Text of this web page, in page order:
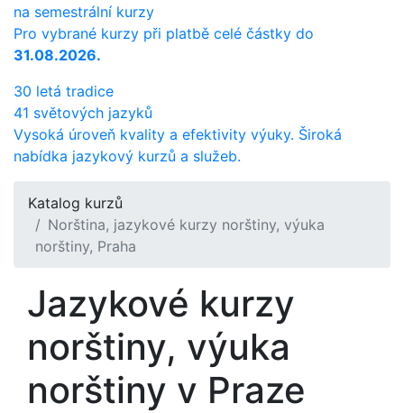
na semestrální kurzy
Pro vybrané kurzy při platbě celé částky do
31.08.2026.
30 letá tradice
41 světových jazyků
Vysoká úroveň kvality a efektivity výuky. Široká
nabídka jazykový kurzů a služeb.
Katalog kurzů
Norština, jazykové kurzy norštiny, výuka
norštiny, Praha
Jazykové kurzy
norštiny, výuka
norštiny v Praze